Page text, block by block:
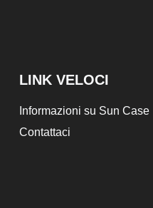
LINK VELOCI
Informazioni su Sun Case
Contattaci